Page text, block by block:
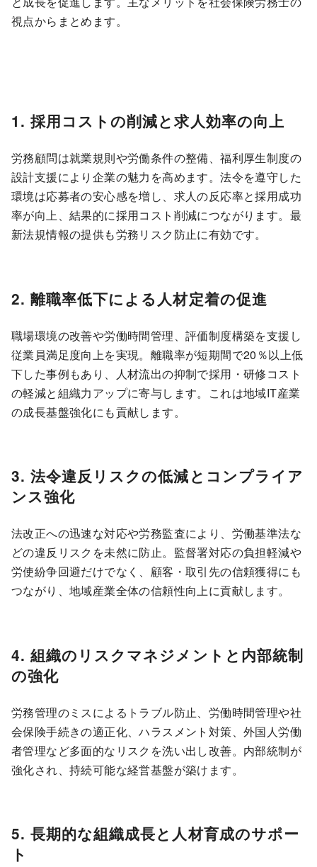
視点からまとめます。
1. 採用コストの削減と求人効率の向上
労務顧問は就業規則や労働条件の整備、福利厚生制度の
設計支援により企業の魅力を高めます。法令を遵守した
環境は応募者の安心感を増し、求人の反応率と採用成功
率が向上、結果的に採用コスト削減につながります。最
新法規情報の提供も労務リスク防止に有効です。
2. 離職率低下による人材定着の促進
職場環境の改善や労働時間管理、評価制度構築を支援し
従業員満足度向上を実現。離職率が短期間で20％以上低
下した事例もあり、人材流出の抑制で採用・研修コスト
の軽減と組織力アップに寄与します。これは地域IT産業
の成長基盤強化にも貢献します。
3. 法令違反リスクの低減とコンプライア
ンス強化
法改正への迅速な対応や労務監査により、労働基準法な
どの違反リスクを未然に防止。監督署対応の負担軽減や
労使紛争回避だけでなく、顧客・取引先の信頼獲得にも
つながり、地域産業全体の信頼性向上に貢献します。
4. 組織のリスクマネジメントと内部統制
の強化
労務管理のミスによるトラブル防止、労働時間管理や社
会保険手続きの適正化、ハラスメント対策、外国人労働
者管理など多面的なリスクを洗い出し改善。内部統制が
強化され、持続可能な経営基盤が築けます。
5. 長期的な組織成長と人材育成のサポー
ト